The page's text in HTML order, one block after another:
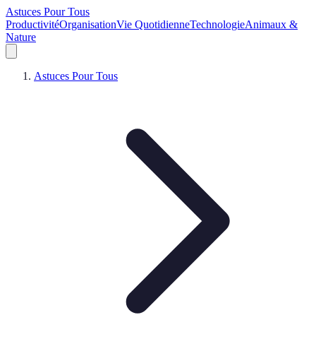
Astuces Pour Tous
ProductivitéOrganisationVie QuotidienneTechnologieAnimaux &
Nature
Astuces Pour Tous